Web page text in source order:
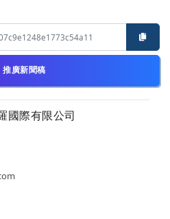
推廣新聞稿
國際有限公司